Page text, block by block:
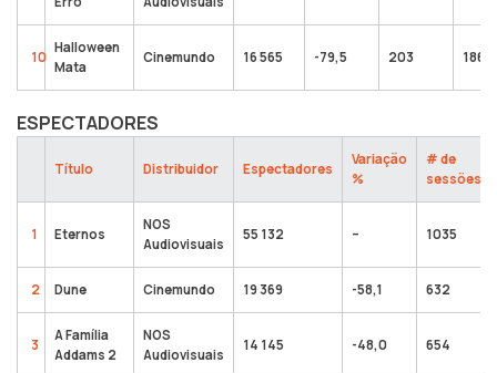
10
Halloween
Mata
Cinemundo 16 565 -79,5 203 186
ESPECTADORES
Título Distribuidor Espectadores
Variação
%
# de
sessões
1 Eternos
NOS
Audiovisuais
55 132 – 1035
2 Dune Cinemundo 19 369 -58,1 632
3
A Família
Addams 2
NOS
Audiovisuais
14 145 -48,0 654